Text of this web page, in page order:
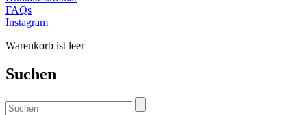
FAQs
Instagram
Warenkorb ist leer
Suchen